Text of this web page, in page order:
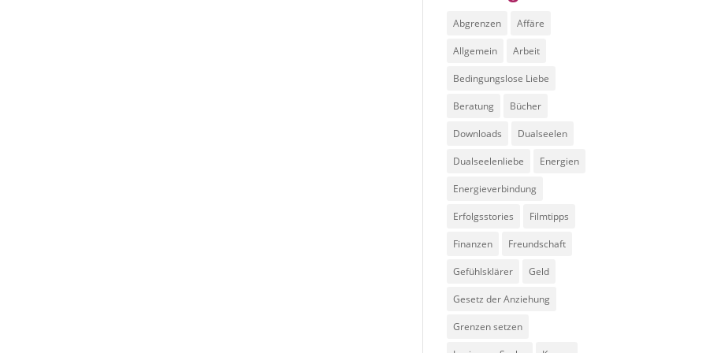
Abgrenzen Affäre
Allgemein Arbeit
Bedingungslose Liebe
Beratung Bücher
Downloads Dualseelen
Dualseelenliebe Energien
Energieverbindung
Erfolgsstories Filmtipps
Finanzen Freundschaft
Gefühlsklärer Geld
Gesetz der Anziehung
Grenzen setzen